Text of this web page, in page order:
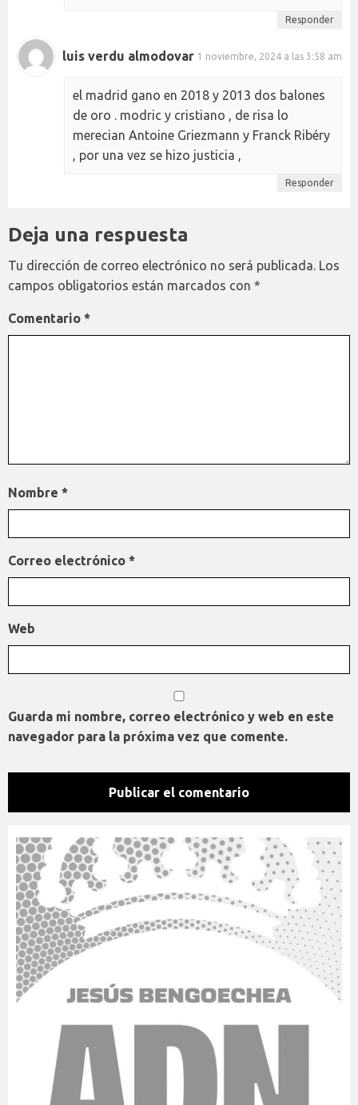
Responder
luis verdu almodovar 1 noviembre, 2024 a las 3:58 am
el madrid gano en 2018 y 2013 dos balones
de oro . modric y cristiano , de risa lo
merecian Antoine Griezmann y Franck Ribéry
, por una vez se hizo justicia ,
Responder
Deja una respuesta
Tu dirección de correo electrónico no será publicada. Los
campos obligatorios están marcados con *
Comentario *
Nombre *
Correo electrónico *
Web
Guarda mi nombre, correo electrónico y web en este
navegador para la próxima vez que comente.